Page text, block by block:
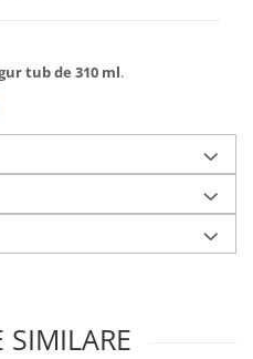
tub de 310 ml.
SIMILARE